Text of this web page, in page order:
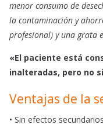
menor consumo de
la contaminación y
profesional) y una grata
«El paciente está
inalteradas, pero no
Ventajas de la
• Sin efectos